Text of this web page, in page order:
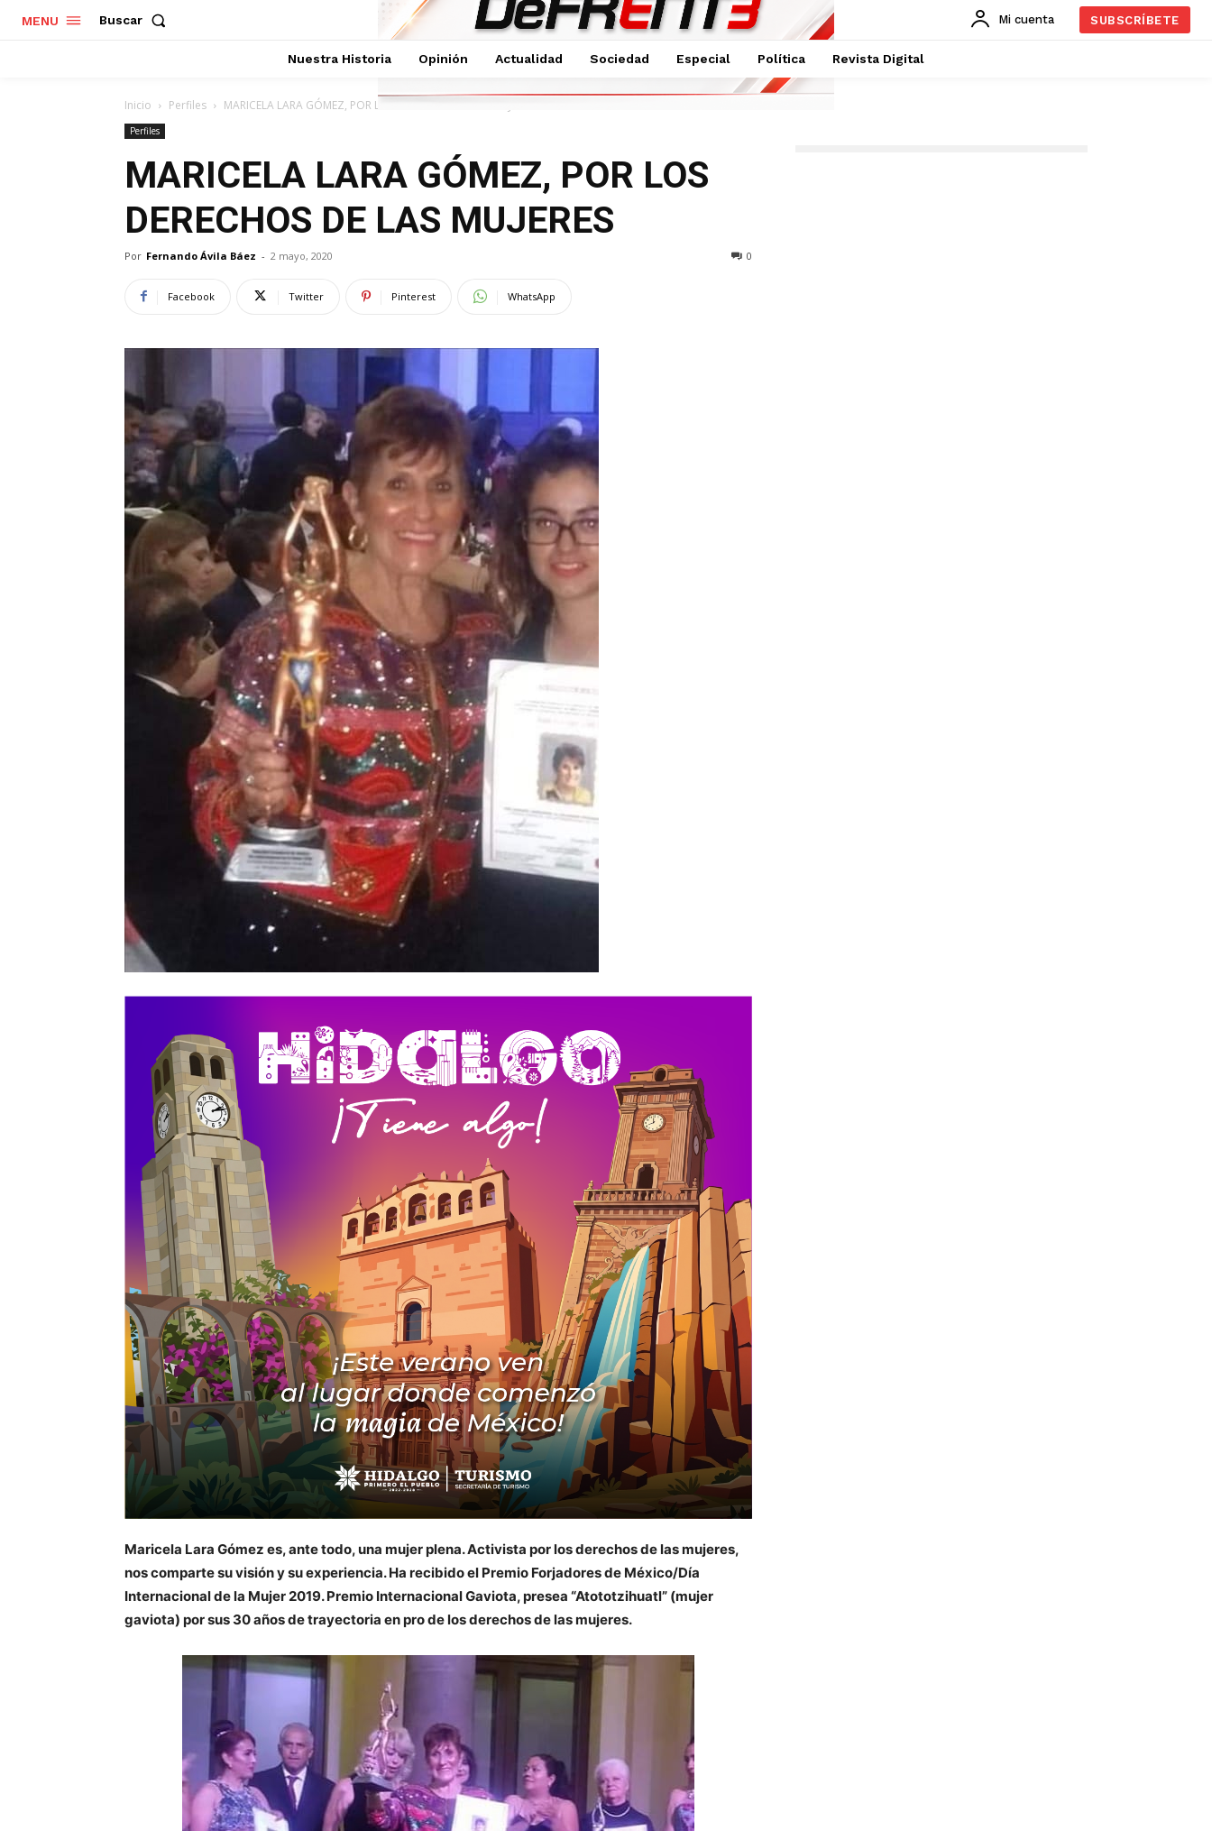
MENU Buscar Mi cuenta SUBSCRÍBETE
Nuestra Historia Opinión Actualidad Sociedad Especial Política Revista Digital
Inicio Perfiles MARICELA LARA GÓMEZ, POR LOS DERECHOS DE LAS MUJERES
Perfiles
MARICELA LARA GÓMEZ, POR LOS
DERECHOS DE LAS MUJERES
Por Fernando Ávila Báez - 2 mayo, 2020 0
Facebook Twitter Pinterest WhatsApp
Maricela Lara Gómez es, ante todo, una mujer plena. Activista por los derechos de las mujeres,
nos comparte su visión y su experiencia. Ha recibido el Premio Forjadores de México/Día
Internacional de la Mujer 2019. Premio Internacional Gaviota, presea “Atototzihuatl” (mujer
gaviota) por sus 30 años de trayectoria en pro de los derechos de las mujeres.